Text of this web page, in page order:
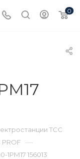
0
ТСС
—
156013